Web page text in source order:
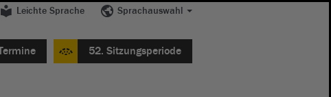
Leichte Sprache Sprachauswahl
52. Sitzungsperiode